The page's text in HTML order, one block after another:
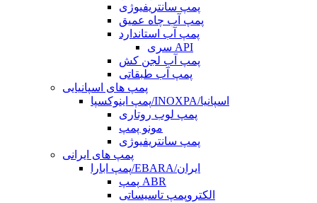
پمپ سانتریفیوژی
پمپ آب چاه عمیق
پمپ آب استاندارد
سری API
پمپ آب لجن کش
پمپ آب طبقاتی
پمپ های اسپانیایی
پمپ اینوکسپا/INOXPA/اسپانیا
پمپ لوب روتاری
مونو پمپ
پمپ سانتریفیوژی
پمپ های ایرانی
پمپ ابارا/EBARA/ایران
پمپ ABR
الکتروپمپ تاسیساتی